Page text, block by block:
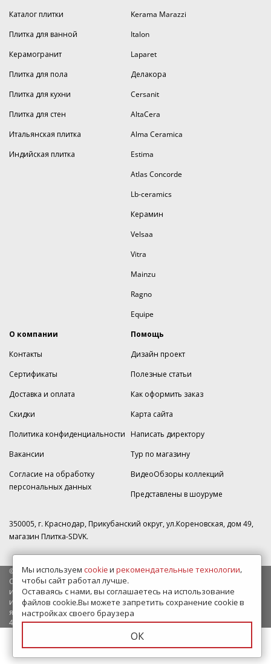
Каталог плитки
Плитка для ванной
Керамогранит
Плитка для пола
Плитка для кухни
Плитка для стен
Итальянская плитка
Индийская плитка
Kerama Marazzi
Italon
Laparet
Делакора
Cersanit
AltaCera
Alma Ceramica
Estima
Atlas Concorde
Lb-ceramics
Керамин
Velsaa
Vitra
Mainzu
Ragno
Equipe
О компании
Контакты
Сертификаты
Доставка и оплата
Скидки
Политика конфиденциальности
Вакансии
Согласие на обработку
персональных данных
Помощь
Дизайн проект
Полезные статьи
Как оформить заказ
Карта сайта
Написать директору
Тур по магазину
ВидеоОбзоры коллекций
Представлены в шоуруме
350005, г. Краснодар, Прикубанский округ, ул.Кореновская, дом 49,
магазин Плитка-SDVK.
© 2009—2026 г. Все права защищены
Обращаем Ваше внимание на то, что данный интернет-сайт носит
исключительно информационный характер и ни при каких условиях
информационные материалы и цены, размещенные на сайте, не
являются публичной офертой, определяемой положениями Статьи
437 Гражданского кодекса РФ.
Мы используем cookieи рекомендательные технологии,
чтобы сайт работал лучше.
Оставаясь с нами, вы соглашаетесь на использование
файлов cookie.Вы можете запретить сохранение cookie в
настройках своего браузера
ОК